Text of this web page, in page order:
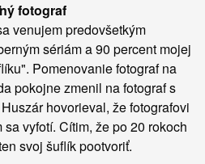
fotograf
venujem predovšetkým
sériám a 90 percent mojej
Pomenovanie fotograf na
pokojne zmenil na fotograf s
hovorieval, že fotografovi
vyfotí. Cítim, že po 20 rokoch
svoj šuflík pootvoriť.